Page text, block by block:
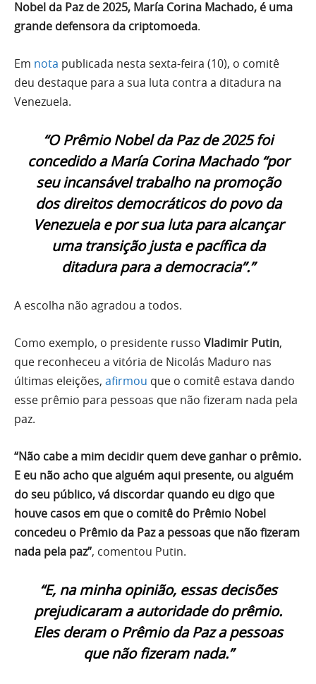
Nobel da Paz de 2025, María Corina Machado, é uma
grande defensora da criptomoeda.
Em nota publicada nesta sexta-feira (10), o comitê
deu destaque para a sua luta contra a ditadura na
Venezuela.
“O Prêmio Nobel da Paz de 2025 foi
concedido a María Corina Machado “por
seu incansável trabalho na promoção
dos direitos democráticos do povo da
Venezuela e por sua luta para alcançar
uma transição justa e pacífica da
ditadura para a democracia”.”
A escolha não agradou a todos.
Como exemplo, o presidente russo Vladimir Putin,
que reconheceu a vitória de Nicolás Maduro nas
últimas eleições, afirmou que o comitê estava dando
esse prêmio para pessoas que não fizeram nada pela
paz.
“Não cabe a mim decidir quem deve ganhar o prêmio.
E eu não acho que alguém aqui presente, ou alguém
do seu público, vá discordar quando eu digo que
houve casos em que o comitê do Prêmio Nobel
concedeu o Prêmio da Paz a pessoas que não fizeram
nada pela paz”, comentou Putin.
“E, na minha opinião, essas decisões
prejudicaram a autoridade do prêmio.
Eles deram o Prêmio da Paz a pessoas
que não fizeram nada.”